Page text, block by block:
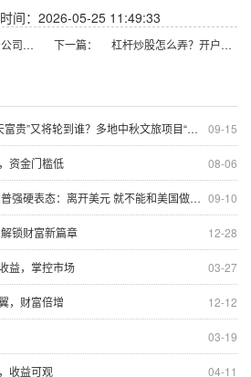
间：2026-05-25 11:49:33
深圳正规股票配资公司排名 下一篇： 杠杆炒股怎么弄？开户条件与操作步骤详解
09-15
又将轮到谁？多地中秋文旅项目“大戏开锣”
08-06
资金门槛低
09-10
离开美元 就不能和美国做生意了 商品征收100%关税
12-28
锁财富新篇章
03-27
益，掌控市场
12-12
，财富倍增
03-19
04-11
收益可观